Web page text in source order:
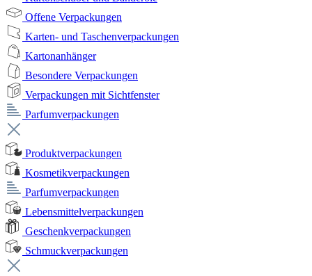
Offene Verpackungen
Karten- und Taschenverpackungen
Kartonanhänger
Besondere Verpackungen
Verpackungen mit Sichtfenster
Parfumverpackungen
Produktverpackungen
Kosmetikverpackungen
Parfumverpackungen
Lebensmittelverpackungen
Geschenkverpackungen
Schmuckverpackungen